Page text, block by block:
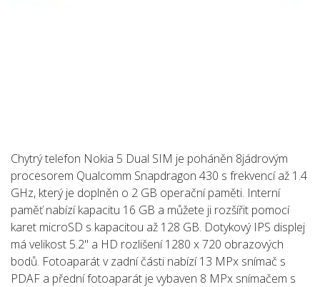
Chytrý telefon Nokia 5 Dual SIM je poháněn 8jádrovým
procesorem Qualcomm Snapdragon 430 s frekvencí až 1.4
GHz, který je doplněn o 2 GB operační paměti. Interní
paměť nabízí kapacitu 16 GB a můžete ji rozšířit pomocí
karet microSD s kapacitou až 128 GB. Dotykový IPS displej
má velikost 5.2" a HD rozlišení 1280 x 720 obrazových
bodů. Fotoaparát v zadní části nabízí 13 MPx snímač s
PDAF a přední fotoaparát je vybaven 8 MPx snímačem s